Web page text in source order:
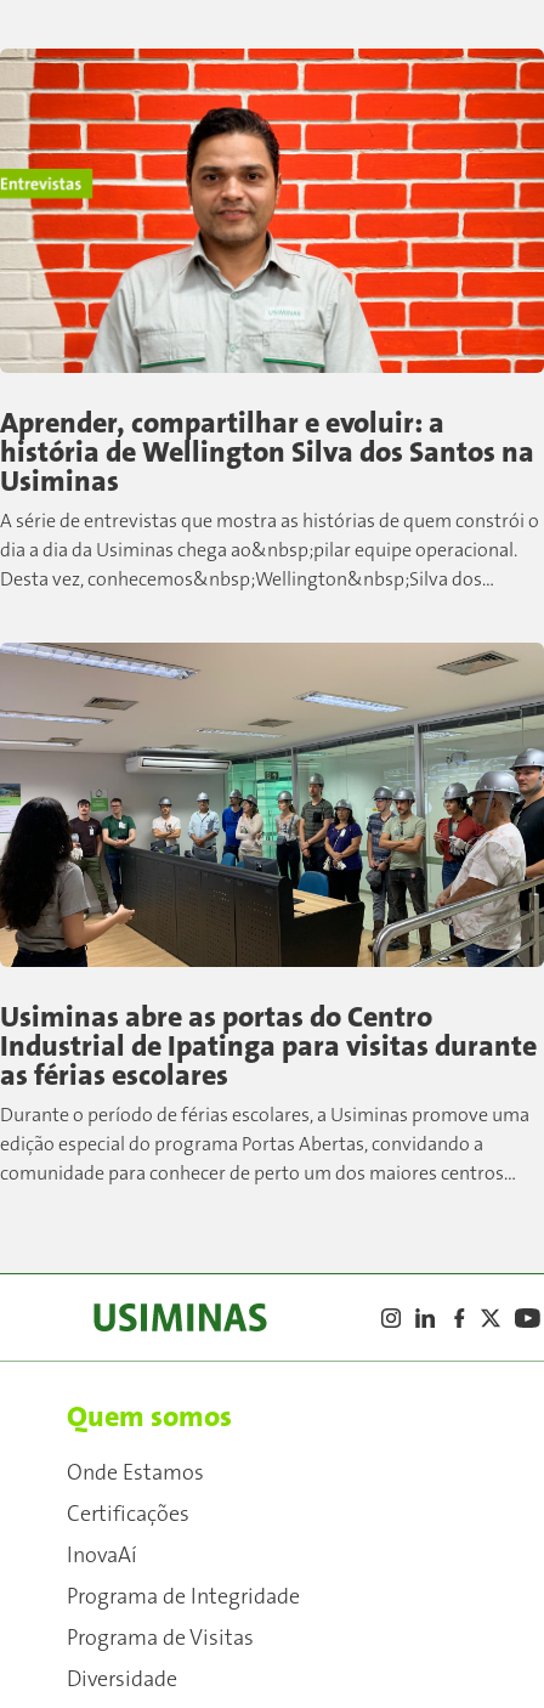
Aprender, compartilhar e evoluir: a
história de Wellington Silva dos Santos na
Usiminas
A série de entrevistas que mostra as histórias de quem constrói o
dia a dia da Usiminas chega ao&nbsp;pilar equipe operacional.
Desta vez, conhecemos&nbsp;Wellington&nbsp;Silva dos
Usiminas abre as portas do Centro
Industrial de Ipatinga para visitas durante
as férias escolares
Durante o período de férias escolares, a Usiminas promove uma
edição especial do programa Portas Abertas, convidando a
comunidade para conhecer de perto um dos maiores centros
Quem somos
Onde Estamos
Certificações
InovaAí
Programa de Integridade
Programa de Visitas
Diversidade